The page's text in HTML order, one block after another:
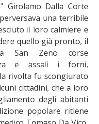
Girolamo Dalla Corte
una terribile
il loro calmiere e
quello già pronto, il
San Zeno corse
e assalì i forni,
rivolta fu scongiurato
cittadini, che a loro
degli abitanti
popolare ritiene